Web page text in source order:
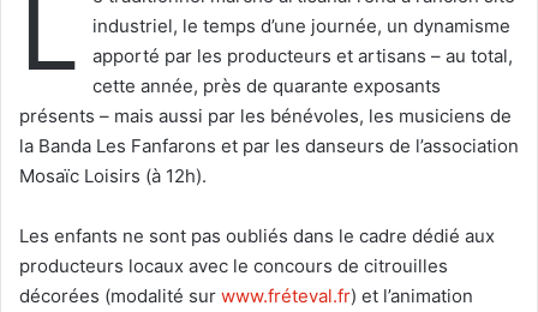
l
L
industriel, le temps d’une journée, un dynamisme
apporté par les producteurs et artisans – au total,
cette année, près de quarante exposants
présents – mais aussi par les bénévoles, les musiciens de
la Banda Les Fanfarons et par les danseurs de l’association
Mosaïc Loisirs (à 12h).
Les enfants ne sont pas oubliés dans le cadre dédié aux
producteurs locaux avec le concours de citrouilles
décorées (modalité sur www.fréteval.fr) et l’animation